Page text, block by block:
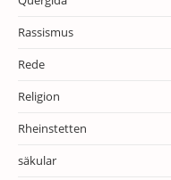
Rassismus
Rede
Religion
Rheinstetten
säkular